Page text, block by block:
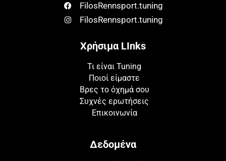
FilosRennsport.tuning
FilosRennsport.tuning
Χρήσιμα LInks
Τι είναι Tuning
Ποιοί είμαστε
Βρες το όχημά σου
Συχνές ερωτήσεις
Επικοινωνία
Δεδομένα